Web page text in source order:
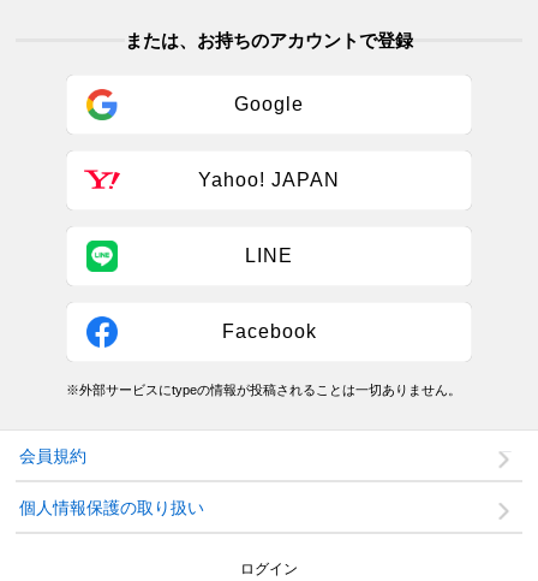
または、お持ちのアカウントで登録
Google
Yahoo! JAPAN
LINE
Facebook
※外部サービスにtypeの情報が投稿されることは一切ありません。
会員規約
個人情報保護の取り扱い
ログイン